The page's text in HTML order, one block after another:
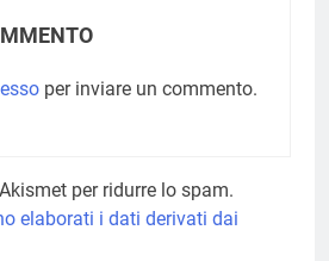
per inviare un commento.
per ridurre lo spam.
elaborati i dati derivati dai